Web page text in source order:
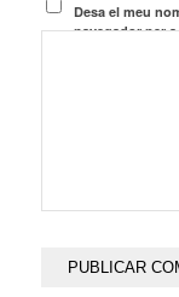
Desa el meu
navegador per